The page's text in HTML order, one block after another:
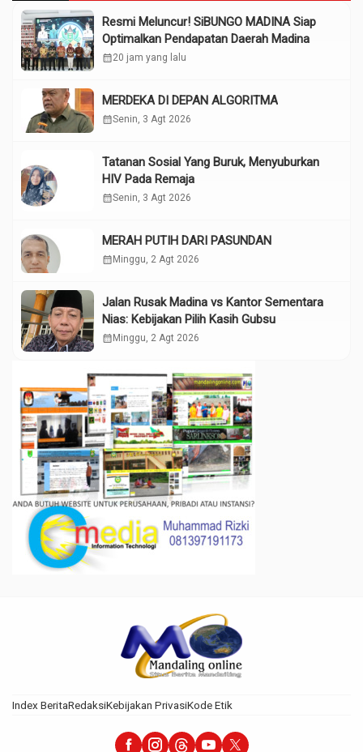
Resmi Meluncur! SiBUNGO MADINA Siap
Optimalkan Pendapatan Daerah Madina
calendar_month20 jam yang lalu
MERDEKA DI DEPAN ALGORITMA
calendar_monthSenin, 3 Agt 2026
Tatanan Sosial Yang Buruk, Menyuburkan
HIV Pada Remaja
calendar_monthSenin, 3 Agt 2026
MERAH PUTIH DARI PASUNDAN
calendar_month Minggu, 2 Agt 2026
Jalan Rusak Madina vs Kantor Sementara
Nias: Kebijakan Pilih Kasih Gubsu
calendar_month Minggu, 2 Agt 2026
Index BeritaRedaksiKebijakan PrivasiKode Etik